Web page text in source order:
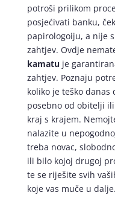
potroši prilikom
posjećivati banku,
papirologoiju, a nije
zahtjev. Ovdje
kamatuje
zahtjev. Poznaju
koliko je teško danas
posebno od obitelji
kraj s krajem.
nalazite u
treba novac,
ili bilo kojoj drugoj
te se riješite svih
koje vas muče u dalje.